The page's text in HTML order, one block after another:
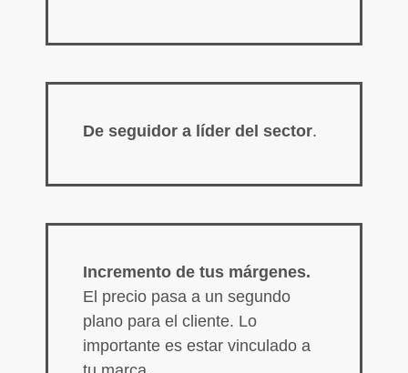
De seguidor a líder del sector.
Incremento de tus márgenes.
El precio pasa a un segundo
plano para el cliente. Lo
importante es estar vinculado a